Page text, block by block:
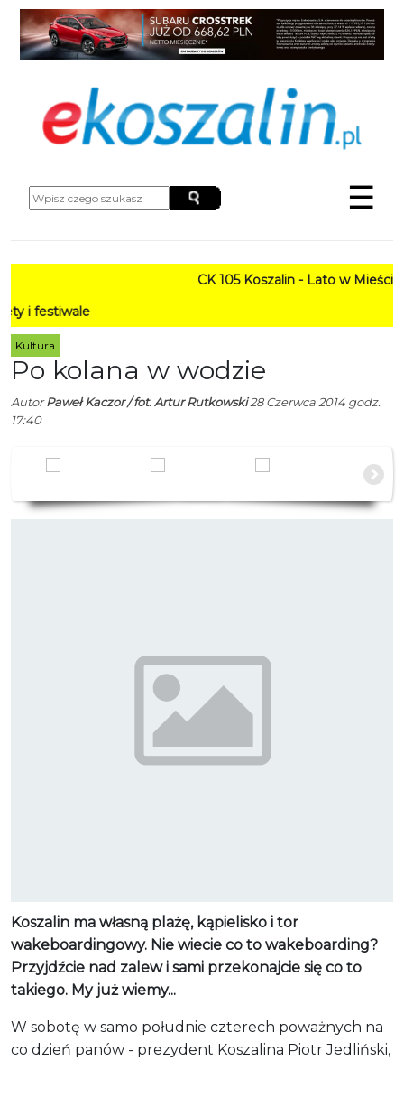
☰
CK 105 Koszalin - Lato w Mieście
Kultura
Po kolana w wodzie
AutorPaweł Kaczor / fot. Artur Rutkowski28 Czerwca 2014 godz.
17:40
Koszalin ma własną plażę, kąpielisko i tor
wakeboardingowy. Nie wiecie co to wakeboarding?
Przyjdźcie nad zalew i sami przekonajcie się co to
takiego. My już wiemy...
W sobotę w samo południe czterech poważnych na
co dzień panów - prezydent Koszalina Piotr Jedliński,